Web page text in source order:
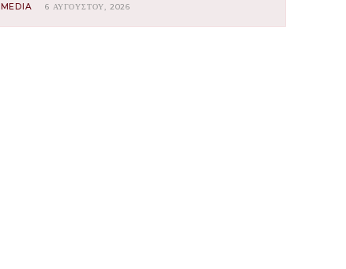
MEDIA 6 ΑΥΓΟΎΣΤΟΥ, 2026